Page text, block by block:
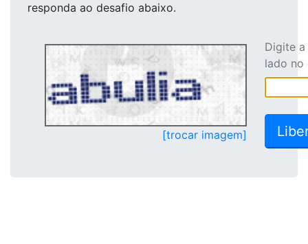
responda ao desafio abaixo.
[trocar imagem]
Digite
lado no